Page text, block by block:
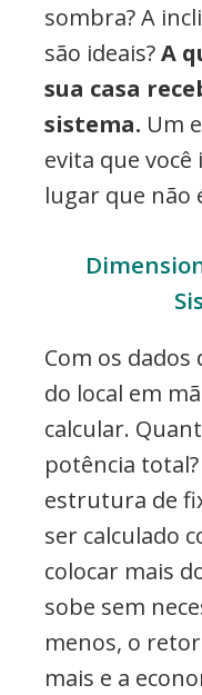
sombra? A
são ideais?A
sua casa
sistema. Um
evita que
lugar que não
Com os dados
do local em
calcular.
potência
estrutura de
ser calculado
colocar mais
sobe sem
menos, o
mais e a